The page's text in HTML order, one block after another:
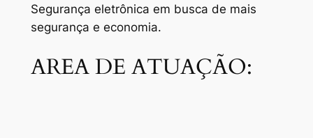
Segurança eletrônica em busca de mais
segurança e economia.
AREA DE ATUAÇÃO: